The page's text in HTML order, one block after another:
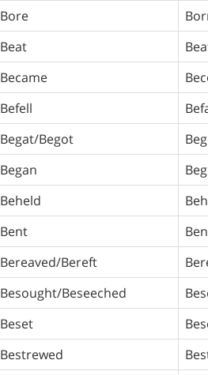
Bore
Beat
Became
Befell
Begat/Begot
Began
Beheld
Bent
Bereaved/Bereft
Besought/Beseeched
Beset
Bestrewed